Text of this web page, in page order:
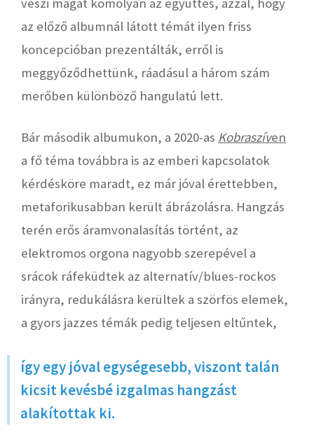
az előző albumnál látott témát ilyen friss
koncepcióban prezentálták, erről is
meggyőződhettünk, ráadásul a három szám
merőben különböző hangulatú lett.
Bár második albumukon, a 2020-as Kobraszíven
a fő téma továbbra is az emberi kapcsolatok
kérdésköre maradt, ez már jóval érettebben,
metaforikusabban került ábrázolásra. Hangzás
terén erős áramvonalasítás történt, az
elektromos orgona nagyobb szerepével a
srácok ráfeküdtek az alternatív/blues-rockos
irányra, redukálásra kerültek a szörfös elemek,
a gyors jazzes témák pedig teljesen eltűntek,
így egy jóval egységesebb, viszont talán
kicsit kevésbé izgalmas hangzást
alakítottak ki.